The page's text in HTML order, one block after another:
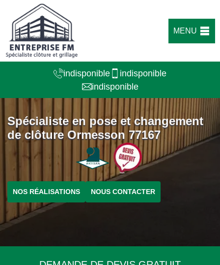
MENU
indisponible
indisponible
indisponible
Spécialiste en pose et changement
de clôture Ormesson 77167
NOS RÉALISATIONS NOUS CONTACTER